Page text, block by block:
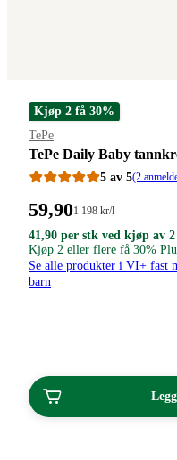
Kjøp 2 få 30%
Merke
TePe
TePe Daily Baby
5 av 5(2
Pris:
59,90
kroner.
59,90Stykkpris:
198,00/l
kroner.
1 198 kr/l
41,90
kroner
per
stk
ved
41,90
kroner.
41,90 per stk ved kjøp av 2
Kjøp 2 eller flere få 30%
Se alle produkter i VI+ fast
barn